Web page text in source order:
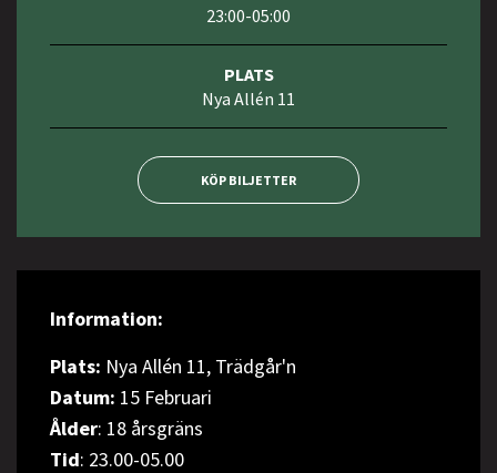
23:00-05:00
PLATS
Nya Allén 11
KÖP BILJETTER
Information:
Plats: Nya Allén 11, Trädgår'n
Datum: 15 Februari
Ålder: 18 årsgräns
Tid: 23.00-05.00